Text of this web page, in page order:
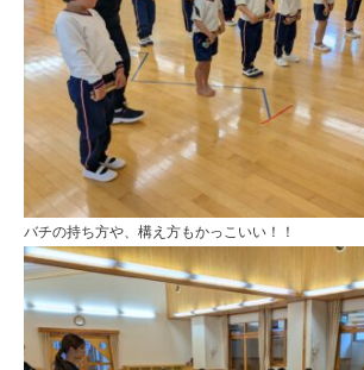
バチの持ち方や、構え方もかっこいい！！